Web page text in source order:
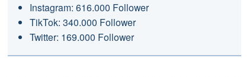
Instagram: 616.000 Follower
TikTok: 340.000 Follower
Twitter: 169.000 Follower